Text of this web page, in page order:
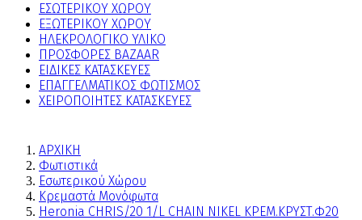
ΕΣΩΤΕΡΙΚΟΥ ΧΩΡΟΥ
ΕΞΩΤΕΡΙΚΟΥ ΧΩΡΟΥ
ΗΛΕΚΡΟΛΟΓΙΚΟ ΥΛΙΚΟ
ΠΡΟΣΦΟΡΕΣ BAZAAR
ΕΙΔΙΚΕΣ ΚΑΤΑΣΚΕΥΕΣ
ΕΠΑΓΓΕΛΜΑΤΙΚΟΣ ΦΩΤΙΣΜΟΣ
ΧΕΙΡΟΠΟΙΗΤΕΣ ΚΑΤΑΣΚΕΥΕΣ
ΑΡΧΙΚΗ
Φωτιστικά
Εσωτερικού Χώρου
Κρεμαστά Μονόφωτα
Heronia CHRIS/20 1/L CHAIN NIKEL ΚΡΕΜ.ΚΡΥΣΤ.Φ20